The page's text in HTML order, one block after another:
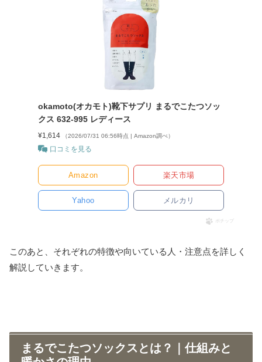
okamoto(オカモト)靴下サプリ まるでこたつソッ
クス 632-995 レディース
¥1,614 （2026/07/31 06:56時点 | Amazon調べ）
口コミを見る
Amazon 楽天市場
Yahoo メルカリ
ポチップ
このあと、それぞれの特徴や向いている人・注意点を詳しく
解説していきます。
まるでこたつソックスとは？｜仕組みと